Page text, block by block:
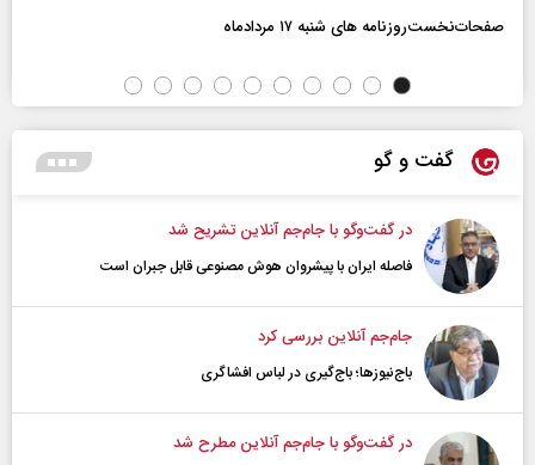
صفحات‌نخست‌روزنامه ها‌ی شنبه ۱۷ مردادماه
گفت و گو
در گفت‌و‌گو با جام‌جم آنلاین تشریح شد
فاصله ایران با پیشرو‌ان هوش مصنوعی قابل جبران است
جام‌جم آنلاین بررسی کرد
باج‌نیوزها؛ باج‌گیری در لباس افشاگری
در گفت‌و‌گو با جام‌جم آنلاین مطرح شد